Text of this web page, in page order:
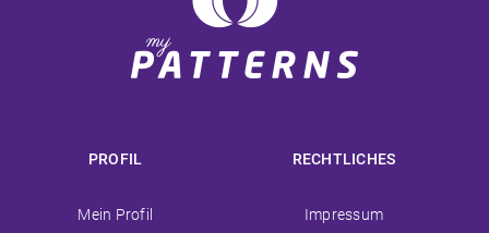
PROFIL
Navigation
Mein Profil
RECHTLICHES
Navigation
Impressum